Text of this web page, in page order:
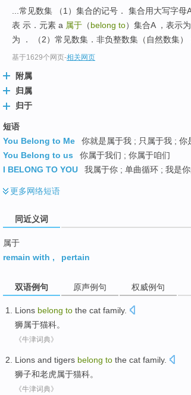
...常见数集 （1）集合的记号． 集合用大写字
表 示．元素 a 属于 （belong to）集合A ，表示
为 ． （2）常见数集．非负整数集（自然数集）
基于1629个网页-相关网页
附属
归属
归于
短语
You Belong to Me
你就是属于我 ; 只属于我 ; 你
You Belong to us
你属于我们 ; 你属于咱们
I BELONG TO YOU
我属于你 ; 单曲循环 ; 我是
更多网络短语
同近义词
属于
remain with , pertain
双语例句 原声例句 权威例句
Lions belong to the cat family.
狮属于猫科。
《牛津词典》
Lions and tigers belong to the cat family.
狮子和老虎属于猫科。
《牛津词典》